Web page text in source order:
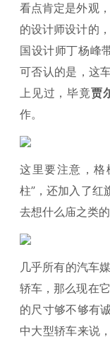
看点肯定是外观
的设计师设计的
国设计师丁杨峰
可否认的是，这
上见过，毕竟贾
作。
这里要注意，格
柱”，还加入了红
去想什么庙之类的
几乎所有的汽车
轿车，那么现在
的尺寸够不够有
中大型轿车来说